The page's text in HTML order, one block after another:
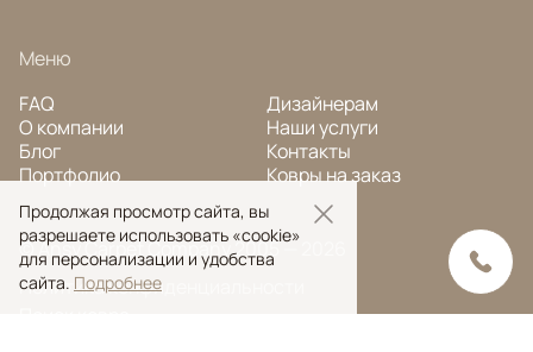
Меню
FAQ
О компании
Блог
Портфолио
Дизайнерам
Наши услуги
Контакты
Ковры на заказ
© Ansy Carpet Company 2005 — 2026
Политика конфиденциальности
Продолжая просмотр сайта, вы
разрешаете использовать «cookie»
для персонализации и удобства
сайта. Подробнее